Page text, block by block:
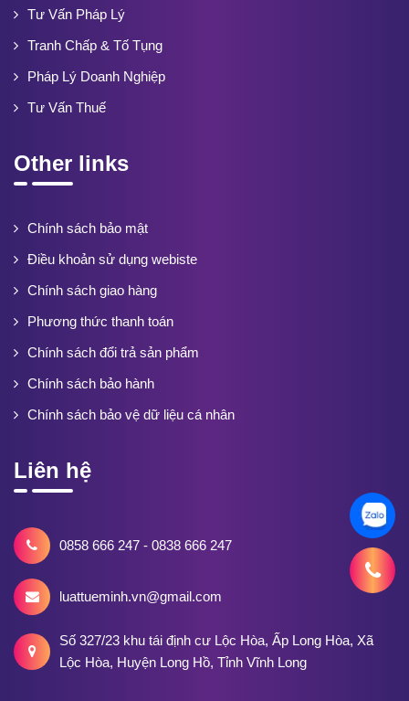
Tư Vấn Pháp Lý
Tranh Chấp & Tố Tụng
Pháp Lý Doanh Nghiệp
Tư Vấn Thuế
Other links
Chính sách bảo mật
Điều khoản sử dụng webiste
Chính sách giao hàng
Phương thức thanh toán
Chính sách đổi trả sản phẩm
Chính sách bảo hành
Chính sách bảo vệ dữ liệu cá nhân
Liên hệ
0858 666 247 - 0838 666 247
luattueminh.vn@gmail.com
Số 327/23 khu tái định cư Lộc Hòa, Ấp Long Hòa, Xã
Lộc Hòa, Huyện Long Hồ, Tỉnh Vĩnh Long